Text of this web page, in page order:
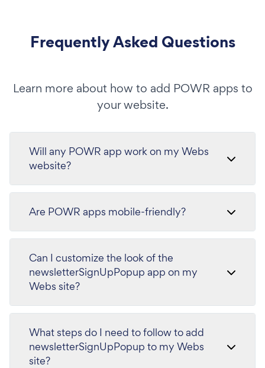
Frequently Asked Questions
Learn more about how to add POWR apps to
your website.
Will any POWR app work on my Webs
website?
Are POWR apps mobile-friendly?
Can I customize the look of the
newsletterSignUpPopup app on my
Webs site?
What steps do I need to follow to add
newsletterSignUpPopup to my Webs
site?